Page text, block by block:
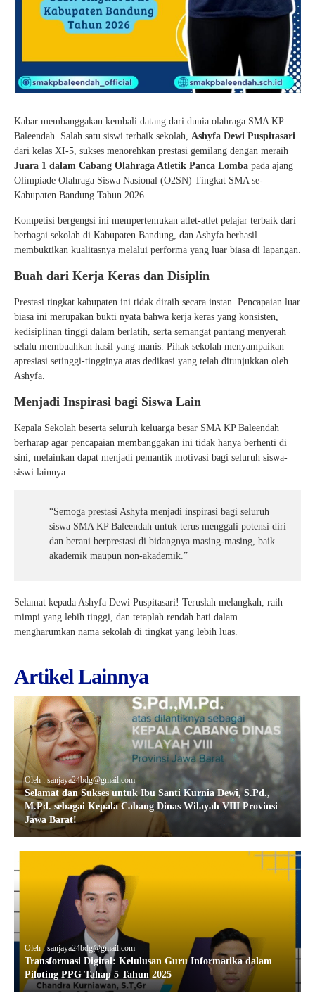
Kabar membanggakan kembali datang dari dunia olahraga SMA KP
Baleendah. Salah satu siswi terbaik sekolah, Ashyfa Dewi Puspitasari
dari kelas XI-5, sukses menorehkan prestasi gemilang dengan meraih
Juara 1 dalam Cabang Olahraga Atletik Panca Lomba pada ajang
Olimpiade Olahraga Siswa Nasional (O2SN) Tingkat SMA se-
Kabupaten Bandung Tahun 2026.
Kompetisi bergengsi ini mempertemukan atlet-atlet pelajar terbaik dari
berbagai sekolah di Kabupaten Bandung, dan Ashyfa berhasil
membuktikan kualitasnya melalui performa yang luar biasa di lapangan.
Buah dari Kerja Keras dan Disiplin
Prestasi tingkat kabupaten ini tidak diraih secara instan. Pencapaian luar
biasa ini merupakan bukti nyata bahwa kerja keras yang konsisten,
kedisiplinan tinggi dalam berlatih, serta semangat pantang menyerah
selalu membuahkan hasil yang manis. Pihak sekolah menyampaikan
apresiasi setinggi-tingginya atas dedikasi yang telah ditunjukkan oleh
Ashyfa.
Menjadi Inspirasi bagi Siswa Lain
Kepala Sekolah beserta seluruh keluarga besar SMA KP Baleendah
berharap agar pencapaian membanggakan ini tidak hanya berhenti di
sini, melainkan dapat menjadi pemantik motivasi bagi seluruh siswa-
siswi lainnya.
“Semoga prestasi Ashyfa menjadi inspirasi bagi seluruh
siswa SMA KP Baleendah untuk terus menggali potensi diri
dan berani berprestasi di bidangnya masing-masing, baik
akademik maupun non-akademik.”
Selamat kepada Ashyfa Dewi Puspitasari! Teruslah melangkah, raih
mimpi yang lebih tinggi, dan tetaplah rendah hati dalam
mengharumkan nama sekolah di tingkat yang lebih luas.
Artikel Lainnya
Oleh : sanjaya24bdg@gmail.com
Selamat dan Sukses untuk Ibu Santi Kurnia Dewi, S.Pd.,
M.Pd. sebagai Kepala Cabang Dinas Wilayah VIII Provinsi
Jawa Barat!
Oleh : sanjaya24bdg@gmail.com
Transformasi Digital: Kelulusan Guru Informatika dalam
Piloting PPG Tahap 5 Tahun 2025